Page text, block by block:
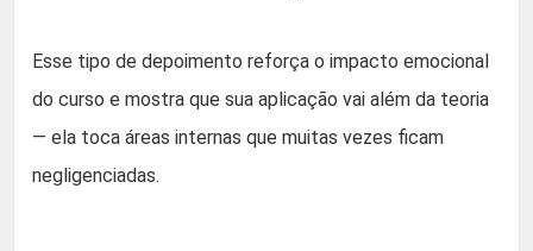
Esse tipo de depoimento reforça o impacto emocional
do curso e mostra que sua aplicação vai além da teoria
— ela toca áreas internas que muitas vezes ficam
negligenciadas.